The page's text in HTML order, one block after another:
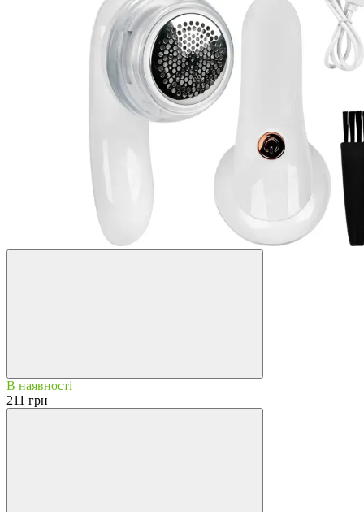
В наявності
211 грн